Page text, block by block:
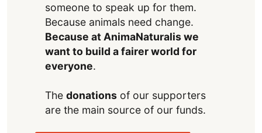
someone to speak up for them.
Because animals need change.
Because at AnimaNaturalis we
want to build a fairer world for
everyone.
The donationsof our supporters
are the main source of our funds.